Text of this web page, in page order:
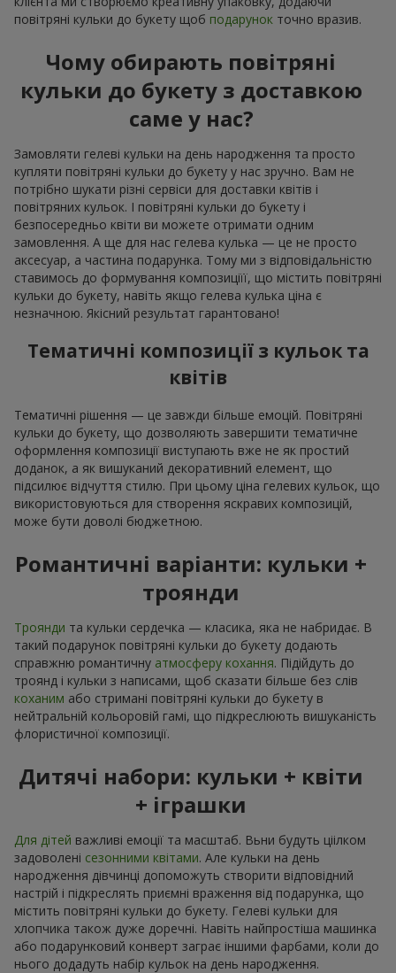
повітряні кульки до букету щоб подарунок точно вразив.
Чому обирають повітряні
кульки до букету з доставкою
саме у нас?
Замовляти гелеві кульки на день народження та просто
купляти повітряні кульки до букету у нас зручно. Вам не
потрібно шукати різні сервіси для доставки квітів і
повітряних кульок. І повітряні кульки до букету і
безпосередньо квіти ви можете отримати одним
замовлення. А ще для нас гелева кулька — це не просто
аксесуар, а частина подарунка. Тому ми з відповідальністю
ставимось до формування композиціїї, що містить повітряні
кульки до букету, навіть якщо гелева кулька ціна є
незначною. Якісний результат гарантовано!
Тематичні композиції з кульок та
квітів
Тематичні рішення — це завжди більше емоцій. Повітряні
кульки до букету, що дозволяють завершити тематичне
оформлення композиції виступають вже не як простий
доданок, а як вишуканий декоративний елемент, що
підсилює відчуття стилю. При цьому ціна гелевих кульок, що
використовуються для створення яскравих композицій,
може бути доволі бюджетною.
Романтичні варіанти: кульки +
троянди
Троянди та кульки сердечка — класика, яка не набридає. В
такий подарунок повітряні кульки до букету додають
справжню романтичну атмосферу кохання. Підійдуть до
троянд і кульки з написами, щоб сказати більше без слів
коханим або стримані повітряні кульки до букету в
нейтральній кольоровій гамі, що підкреслюють вишуканість
флористичної композиції.
Дитячі набори: кульки + квіти
+ іграшки
Для дітей важливі емоції та масштаб. Вьни будуть ціілком
задоволені сезонними квітами. Але кульки на день
народження дівчинці допоможуть створити відповідний
настрій і підкреслять приємні враження від подарунка, що
містить повітряні кульки до букету. Гелеві кульки для
хлопчика також дуже доречні. Навіть найпростіша машинка
або подарунковий конверт заграє іншими фарбами, коли до
нього додадуть набір кульок на день народження.